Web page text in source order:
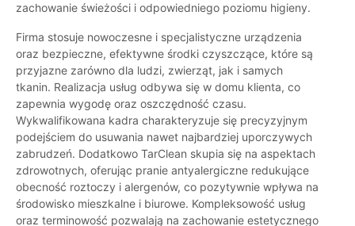
zachowanie świeżości i odpowiedniego poziomu higieny.
Firma stosuje nowoczesne i specjalistyczne urządzenia
oraz bezpieczne, efektywne środki czyszczące, które są
przyjazne zarówno dla ludzi, zwierząt, jak i samych
tkanin. Realizacja usług odbywa się w domu klienta, co
zapewnia wygodę oraz oszczędność czasu.
Wykwalifikowana kadra charakteryzuje się precyzyjnym
podejściem do usuwania nawet najbardziej uporczywych
zabrudzeń. Dodatkowo TarClean skupia się na aspektach
zdrowotnych, oferując pranie antyalergiczne redukujące
obecność roztoczy i alergenów, co pozytywnie wpływa na
środowisko mieszkalne i biurowe. Kompleksowość usług
oraz terminowość pozwalają na zachowanie estetycznego